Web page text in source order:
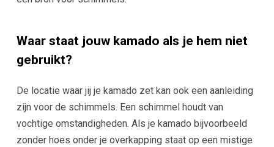
Waar staat jouw kamado als je hem niet
gebruikt?
De locatie waar jij je kamado zet kan ook een aanleiding
zijn voor de schimmels. Een schimmel houdt van
vochtige omstandigheden. Als je kamado bijvoorbeeld
zonder hoes onder je overkapping staat op een mistige